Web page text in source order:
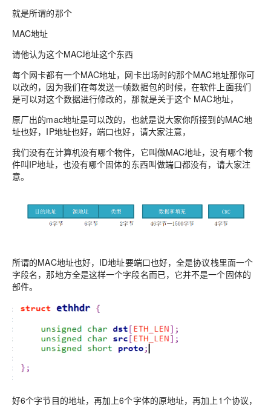
就是所谓的那个
MAC地址
请他认为这个MAC地址这个东西
每个网卡都有一个MAC地址，网卡出场时的那个MAC地址那你可
以改的，因为我们在每发送一帧数据包的时候，在软件上面我们
是可以对这个数据进行修改的，那就是关于这个 MAC地址，
原厂出的mac地址是可以改的，也就是说大家你所接到的MAC地
址也好，IP地址也好，端口也好，请大家注意，
我们没有在计算机没有哪个物件，它叫做MAC地址，没有哪个物
件叫IP地址，也没有哪个固体的东西叫做端口都没有，请大家注
意。
所谓的MAC地址也好，ID地址要端口也好，全是协议栈里面一个
字段名，那地方全是这样一个字段名而已，它并不是一个固体的
部件。
好6个字节目的地址，再加上6个字体的原地址，再加上1个协议，